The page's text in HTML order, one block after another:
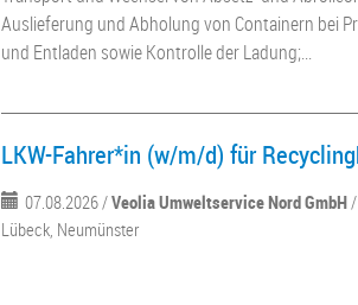
Auslieferung und Abholung von Containern bei
und Entladen sowie Kontrolle der Ladung;...
LKW-Fahrer*in (w/m/d) für
07.08.2026 /Veolia Umweltservice Nord GmbH
Lübeck, Neumünster